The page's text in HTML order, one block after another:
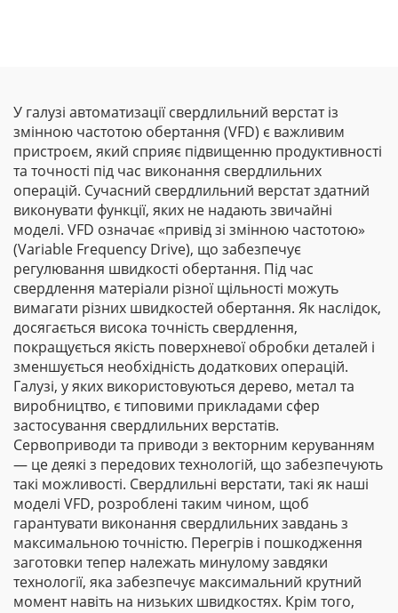
У галузі автоматизації свердлильний верстат із
змінною частотою обертання (VFD) є важливим
пристроєм, який сприяє підвищенню продуктивності
та точності під час виконання свердлильних
операцій. Сучасний свердлильний верстат здатний
виконувати функції, яких не надають звичайні
моделі. VFD означає «привід зі змінною частотою»
(Variable Frequency Drive), що забезпечує
регулювання швидкості обертання. Під час
свердлення матеріали різної щільності можуть
вимагати різних швидкостей обертання. Як наслідок,
досягається висока точність свердлення,
покращується якість поверхневої обробки деталей і
зменшується необхідність додаткових операцій.
Галузі, у яких використовуються дерево, метал та
виробництво, є типовими прикладами сфер
застосування свердлильних верстатів.
Сервоприводи та приводи з векторним керуванням
— це деякі з передових технологій, що забезпечують
такі можливості. Свердлильні верстати, такі як наші
моделі VFD, розроблені таким чином, щоб
гарантувати виконання свердлильних завдань з
максимальною точністю. Перегрів і пошкодження
заготовки тепер належать минулому завдяки
технології, яка забезпечує максимальний крутний
момент навіть на низьких швидкостях. Крім того,